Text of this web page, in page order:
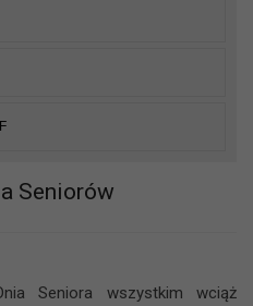
Seniorów
Seniora wszystkim wciąż